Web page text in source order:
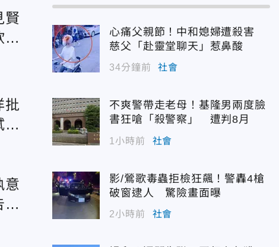
賢
批
國
意
心痛父親節！中和媳婦遭殺害
慈父「赴靈堂聊天」惹鼻酸
34分鐘前 社會
不爽警帶走老母！基隆男兩度臉
書狂嗆「殺警察」 遭判8月
1小時前 社會
影/鶯歌毒蟲拒檢狂飆！警轟4槍
破窗逮人 驚險畫面曝
2小時前 社會